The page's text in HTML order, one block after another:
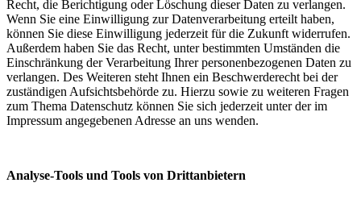
Recht, die Berichtigung oder Löschung dieser Daten zu verlangen.
Wenn Sie eine Einwilligung zur Datenverarbeitung erteilt haben,
können Sie diese Einwilligung jederzeit für die Zukunft widerrufen.
Außerdem haben Sie das Recht, unter bestimmten Umständen die
Einschränkung der Verarbeitung Ihrer personenbezogenen Daten zu
verlangen. Des Weiteren steht Ihnen ein Beschwerderecht bei der
zuständigen Aufsichtsbehörde zu. Hierzu sowie zu weiteren Fragen
zum Thema Datenschutz können Sie sich jederzeit unter der im
Impressum angegebenen Adresse an uns wenden.
Analyse-Tools und Tools von Drittanbietern